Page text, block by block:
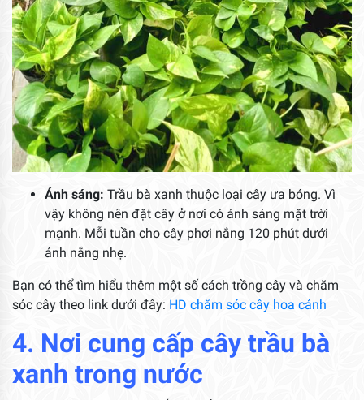
Ánh sáng: Trầu bà xanh thuộc loại cây ưa bóng. Vì
vậy không nên đặt cây ở nơi có ánh sáng mặt trời
mạnh. Mỗi tuần cho cây phơi nắng 120 phút dưới
ánh nắng nhẹ.
Bạn có thể tìm hiểu thêm một số cách trồng cây và chăm
sóc cây theo link dưới đây: HD chăm sóc cây hoa cảnh
4. Nơi cung cấp cây trầu bà
xanh trong nước